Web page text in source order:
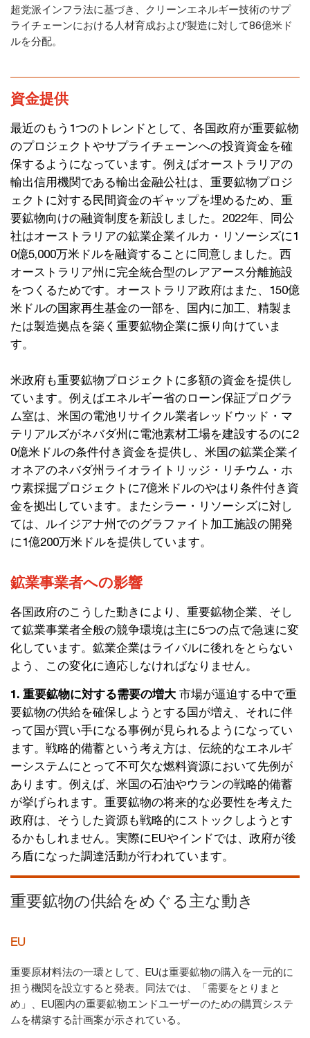
超党派インフラ法に基づき、クリーンエネルギー技術のサプ
ライチェーンにおける人材育成および製造に対して86億米ド
ルを分配。
資金提供
最近のもう1つのトレンドとして、各国政府が重要鉱物
のプロジェクトやサプライチェーンへの投資資金を確
保するようになっています。例えばオーストラリアの
輸出信用機関である輸出金融公社は、重要鉱物プロジ
ェクトに対する民間資金のギャップを埋めるため、重
要鉱物向けの融資制度を新設しました。2022年、同公
社はオーストラリアの鉱業企業イルカ・リソーシズに1
0億5,000万米ドルを融資することに同意しました。西
オーストラリア州に完全統合型のレアアース分離施設
をつくるためです。オーストラリア政府はまた、150億
米ドルの国家再生基金の一部を、国内に加工、精製ま
たは製造拠点を築く重要鉱物企業に振り向けていま
す。
米政府も重要鉱物プロジェクトに多額の資金を提供し
ています。例えばエネルギー省のローン保証プログラ
ム室は、米国の電池リサイクル業者レッドウッド・マ
テリアルズがネバダ州に電池素材工場を建設するのに2
0億米ドルの条件付き資金を提供し、米国の鉱業企業イ
オネアのネバダ州ライオライトリッジ・リチウム・ホ
ウ素採掘プロジェクトに7億米ドルのやはり条件付き資
金を拠出しています。またシラー・リソーシズに対し
ては、ルイジアナ州でのグラファイト加工施設の開発
に1億200万米ドルを提供しています。
鉱業事業者への影響
各国政府のこうした動きにより、重要鉱物企業、そし
て鉱業事業者全般の競争環境は主に5つの点で急速に変
化しています。鉱業企業はライバルに後れをとらない
よう、この変化に適応しなければなりません。
1. 重要鉱物に対する需要の増大 市場が逼迫する中で重
要鉱物の供給を確保しようとする国が増え、それに伴
って国が買い手になる事例が見られるようになってい
ます。戦略的備蓄という考え方は、伝統的なエネルギ
ーシステムにとって不可欠な燃料資源において先例が
あります。例えば、米国の石油やウランの戦略的備蓄
が挙げられます。重要鉱物の将来的な必要性を考えた
政府は、そうした資源も戦略的にストックしようとす
るかもしれません。実際にEUやインドでは、政府が後
ろ盾になった調達活動が行われています。
重要鉱物の供給をめぐる主な動き
EU
重要原材料法の一環として、EUは重要鉱物の購入を一元的に
担う機関を設立すると発表。同法では、「需要をとりまと
め」、EU圏内の重要鉱物エンドユーザーのための購買システ
ムを構築する計画案が示されている。